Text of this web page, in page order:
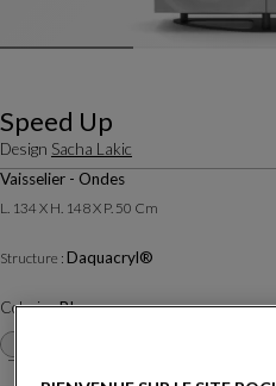
Speed Up
Design Sacha Lakic
Vaisselier - Ondes
L. 134 X H. 148 X P. 50 Cm
Structure : Daquacryl®
Coloris :Blanc